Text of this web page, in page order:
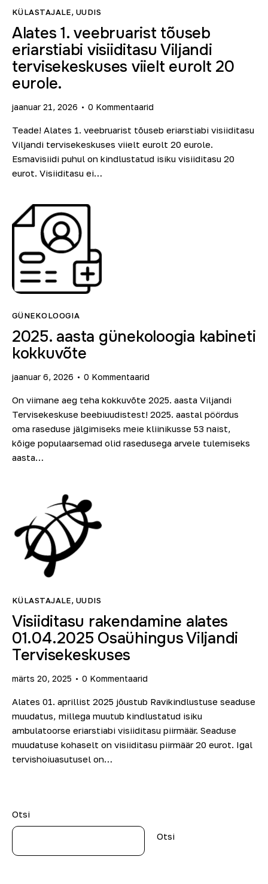
KÜLASTAJALE, UUDIS
Alates 1. veebruarist tõuseb
eriarstiabi visiiditasu Viljandi
tervisekeskuses viielt eurolt 20
eurole.
jaanuar 21, 2026 0 Kommentaarid
Teade! Alates 1. veebruarist tõuseb eriarstiabi visiiditasu
Viljandi tervisekeskuses viielt eurolt 20 eurole.
Esmavisiidi puhul on kindlustatud isiku visiiditasu 20
eurot. Visiiditasu ei…
GÜNEKOLOOGIA
2025. aasta günekoloogia kabineti
kokkuvõte
jaanuar 6, 2026 0 Kommentaarid
On viimane aeg teha kokkuvõte 2025. aasta Viljandi
Tervisekeskuse beebiuudistest! 2025. aastal pöördus
oma raseduse jälgimiseks meie kliinikusse 53 naist,
kõige populaarsemad olid rasedusega arvele tulemiseks
aasta…
KÜLASTAJALE, UUDIS
Visiiditasu rakendamine alates
01.04.2025 Osaühingus Viljandi
Tervisekeskuses
märts 20, 2025 0 Kommentaarid
Alates 01. aprillist 2025 jõustub Ravikindlustuse seaduse
muudatus, millega muutub kindlustatud isiku
ambulatoorse eriarstiabi visiiditasu piirmäär. Seaduse
muudatuse kohaselt on visiiditasu piirmäär 20 eurot. Igal
tervishoiuasutusel on…
Otsi
Otsi